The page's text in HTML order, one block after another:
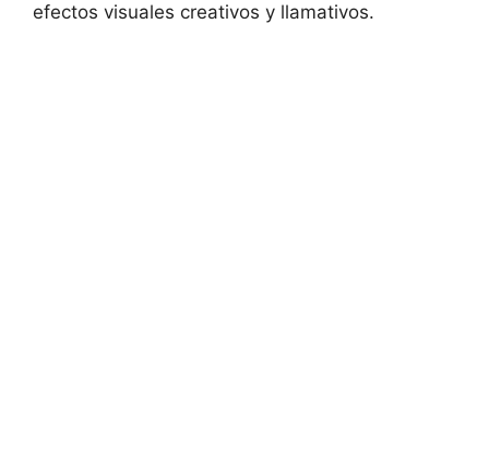
efectos visuales creativos y llamativos.